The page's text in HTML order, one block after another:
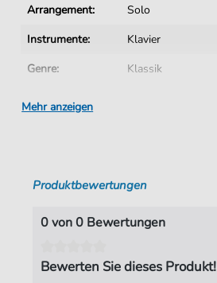
Arrangement:
Solo
Instrumente:
Klavier
Genre:
Klassik
Ära:
Autoren:
Kirnberger
Seiten:
1
Verlag:
Jürgen Knuth
Mehr anzeigen
Produktbewertungen
0 von 0 Bewertungen
Bewerten Sie dieses Produkt!